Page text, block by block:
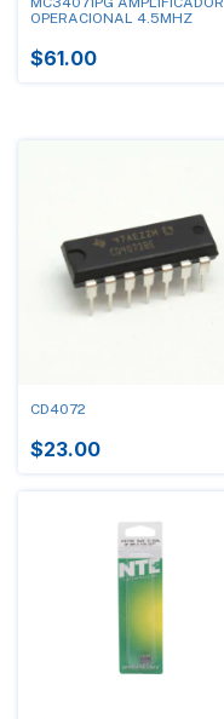
OPERACIONAL 4.5MHZ
$61.00
CD4072
$23.00